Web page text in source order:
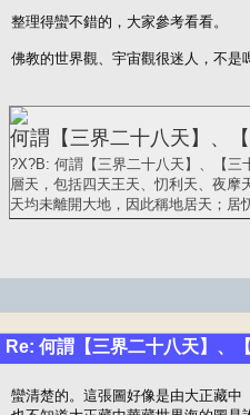
整理得蠻不錯的，大家參考看看。
佛教的世界觀、宇宙觀很迷人，不是
何謂【三界二十八天】、
?X?B: 何謂【三界二十八天】、【三
層天，包括四天王天、忉利天、夜摩
天均未離開大地，因此稱地居天；
Re: 何謂【三界二十八天】、
蠻清楚的。這張圖好像是由大正藏